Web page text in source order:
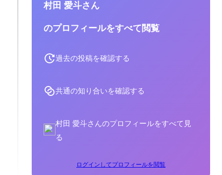
村田 愛斗さん
のプロフィールをすべて閲覧
過去の投稿を確認する
共通の知り合いを確認する
村田 愛斗さんのプロフィールをすべて見
る
ログインしてプロフィールを閲覧